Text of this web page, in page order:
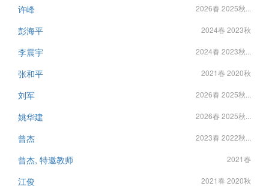
许峰 2026春 2025秋...
彭海平 2024春 2023秋
李震宇 2024春 2023秋...
张和平 2021春 2020秋
刘军 2026春 2025秋...
姚华建 2026春 2025秋...
曾杰 2023春 2022秋...
曾杰, 特邀教师 2021春
江俊 2021春 2020秋